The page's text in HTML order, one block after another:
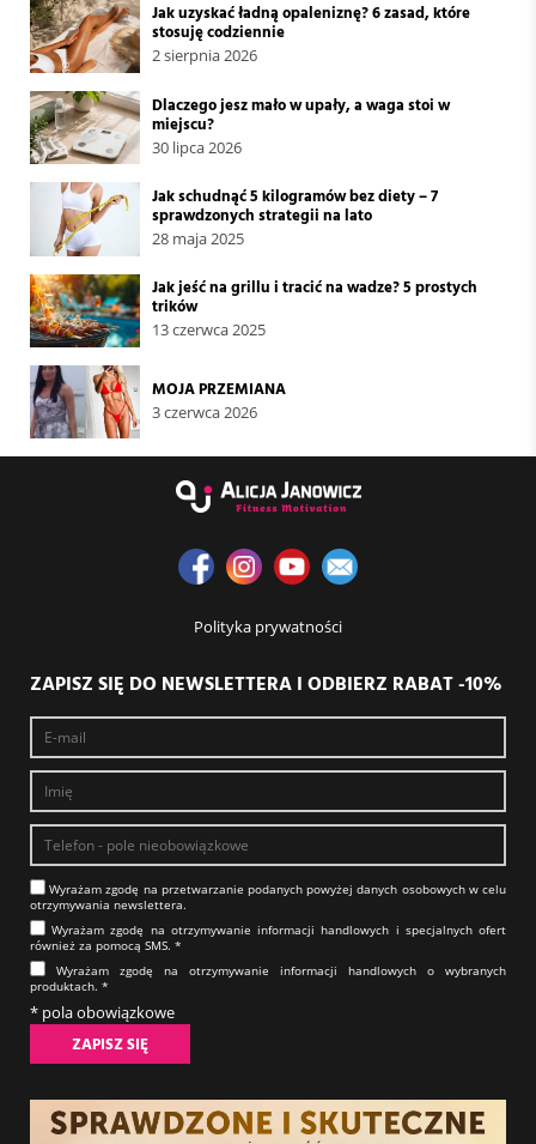
Jak uzyskać ładną opaleniznę? 6 zasad, które
stosuję codziennie
2 sierpnia 2026
Dlaczego jesz mało w upały, a waga stoi w
miejscu?
30 lipca 2026
Jak schudnąć 5 kilogramów bez diety – 7
sprawdzonych strategii na lato
28 maja 2025
Jak jeść na grillu i tracić na wadze? 5 prostych
trików
13 czerwca 2025
MOJA PRZEMIANA
3 czerwca 2026
Polityka prywatności
ZAPISZ SIĘ DO NEWSLETTERA I ODBIERZ RABAT -10%
Wyrażam zgodę na prze­twa­rza­nie po­da­nych powyżej danych osobowych w celu
otrzy­my­wa­nia new­slet­tera.​​​​​​​
Wyrażam zgodę na otrzy­my­wa­nie in­for­ma­cji han­dlo­wych i specjalnych ofert
również za pomocą SMS.​​​​​​​ *
Wyrażam zgodę na otrzy­my­wa­nie in­for­ma­cji han­dlo­wych o wybranych
produktach.​​​​​​​ *
* pola obowiązkowe